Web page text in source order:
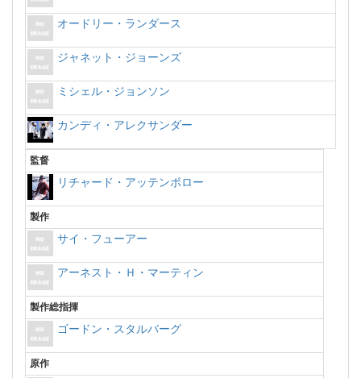
オードリー・ランダース
ジャネット・ジョーンズ
ミシェル・ジョンソン
カンディ・アレクサンダー
監督
リチャード・アッテンボロー
製作
サイ・フューアー
アーネスト・Ｈ・マーティン
製作総指揮
ゴードン・スタルバーグ
原作